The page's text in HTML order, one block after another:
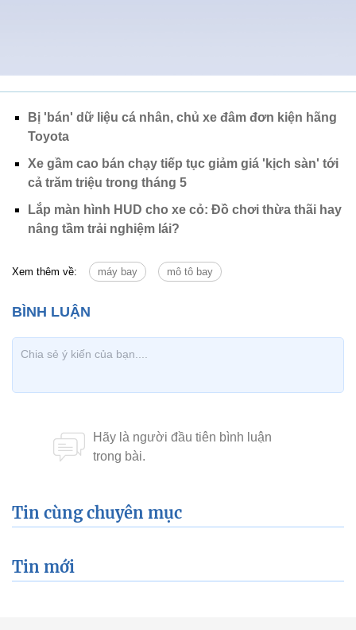
Bị 'bán' dữ liệu cá nhân, chủ xe đâm đơn kiện hãng
Toyota
Xe gầm cao bán chạy tiếp tục giảm giá 'kịch sàn' tới
cả trăm triệu trong tháng 5
Lắp màn hình HUD cho xe cỏ: Đồ chơi thừa thãi hay
nâng tầm trải nghiệm lái?
Xem thêm về: máy bay mô tô bay
Tin cùng chuyên mục
Tin mới